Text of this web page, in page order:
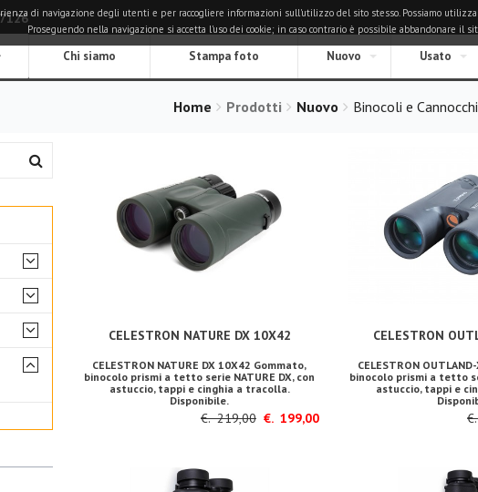
di navigazione degli utenti e per raccogliere informazioni sull'utilizzo del sito stesso. Possiamo
Proseguendo nella navigazione si accetta l'uso dei cookie; in caso contrario è possibile abbandonare il
Chi siamo Stampa foto Nuovo Usato
Home Prodotti Nuovo Binocoli e
CELESTRON NATURE DX 10X42
CELESTRON NATURE DX 10X42 Gommato,
binocolo prismi a tetto serie NATURE DX, con
astuccio, tappi e cinghia a tracolla.
Disponibile.
€. 219,00€. 199,00
CELESTRON
CELESTRON
binocolo prismi a tetto
astuccio, tappi e